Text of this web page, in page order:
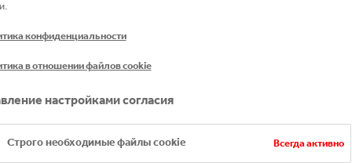
COMPANY И ЧАСТЬ
Кола Бевриджиз Белоруссия» входит в Группу
и вторым по величине в мире боттлером
уполномоченные производители напитков).
партнёров-боттлеров, включая Coca‑Cola HBC,
конфиденциальности
в отношении файлов cookie
настройками согласия
Строго необходимые файлы cookie Всегда активно